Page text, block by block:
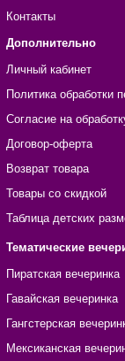
Контакты
Дополнительно
Личный кабинет
Политика обработки
Согласие на
Договор-оферта
Возврат товара
Товары со скидкой
Таблица детских
Тематические
Пиратская вечеринка
Гавайская вечеринка
Гангстерская
Мексиканская